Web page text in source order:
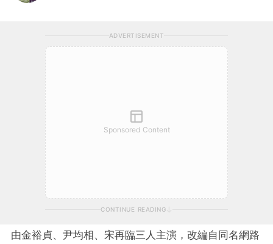
ADVERTISEMENT
Sponsored Content
CONTINUE READING
由金裕貞、尹均相、宋再臨三人主演，改編自同名網路